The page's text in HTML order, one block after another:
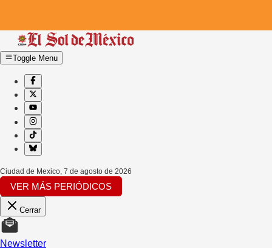
Toggle Menu
Ciudad de Mexico, 7 de agosto de 2026
VER MÁS PERIÓDICOS
Cerrar
Newsletter